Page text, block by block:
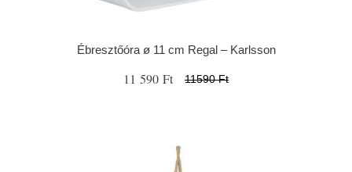
Ébresztőóra ø 11 cm Regal – Karlsson
11 590 Ft 11590 Ft